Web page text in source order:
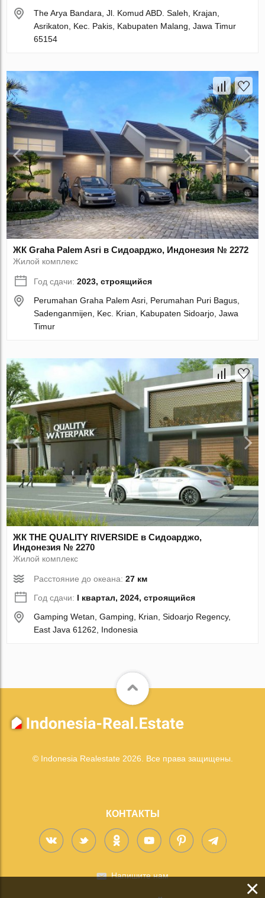
The Arya Bandara, Jl. Komud ABD. Saleh, Krajan,
Asrikaton, Kec. Pakis, Kabupaten Malang, Jawa Timur
65154
ЖК Graha Palem Asri в Сидоарджо, Индонезия № 2272
Жилой комплекс
Год сдачи:2023, строящийся
Perumahan Graha Palem Asri, Perumahan Puri Bagus,
Sadenganmijen, Kec. Krian, Kabupaten Sidoarjo, Jawa
Timur
ЖК THE QUALITY RIVERSIDE в Сидоарджо,
Индонезия № 2270
Жилой комплекс
Расстояние до океана:27 км
Год сдачи: I квартал, 2024, строящийся
Gamping Wetan, Gamping, Krian, Sidoarjo Regency,
East Java 61262, Indonesia
© Indonesia Realestate 2026. Все права защищены.
КОНТАКТЫ
Напишите нам
×